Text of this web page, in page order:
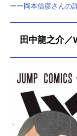
ーー岡本信彦さんの
田中龍之介／